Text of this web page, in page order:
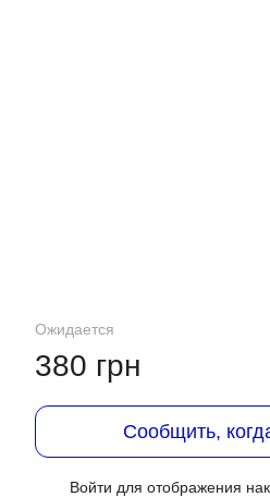
Ожидается
380 грн
Сообщить,
Войти для отображения